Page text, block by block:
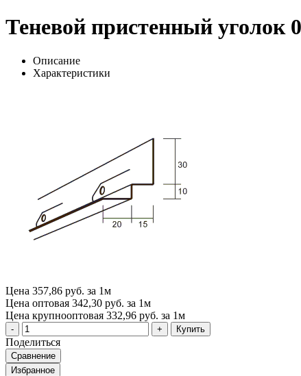
Теневой пристенный уголок
Описание
Характеристики
Цена 357,86 руб. за 1м
Цена оптовая 342,30 руб. за 1м
Цена крупнооптовая 332,96 руб. за 1м
Купить
Поделиться
Сравнение
Избранное